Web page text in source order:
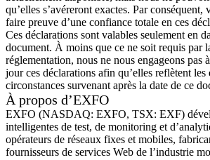
qu’elles s’avéreront exactes. Par conséquent,
faire preuve d’une confiance totale en ces
Ces déclarations sont valables seulement en
document. À moins que ce ne soit requis par
réglementation, nous ne nous engageons pas
jour ces déclarations afin qu’elles reflètent les
circonstances survenant après la date de ce
À propos d’EXFO
EXFO (NASDAQ: EXFO, TSX: EXF)
intelligentes de test, de monitoring et
opérateurs de réseaux fixes et mobiles,
fournisseurs de services Web de l’industrie